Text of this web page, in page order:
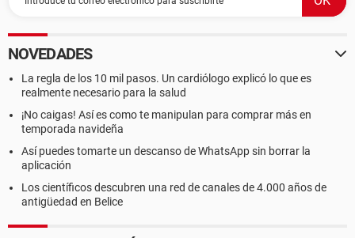
NOVEDADES
La regla de los 10 mil pasos. Un cardiólogo explicó lo que es
realmente necesario para la salud
¡No caigas! Así es como te manipulan para comprar más en
temporada navideña
Así puedes tomarte un descanso de WhatsApp sin borrar la
aplicación
Los científicos descubren una red de canales de 4.000 años de
antigüedad en Belice